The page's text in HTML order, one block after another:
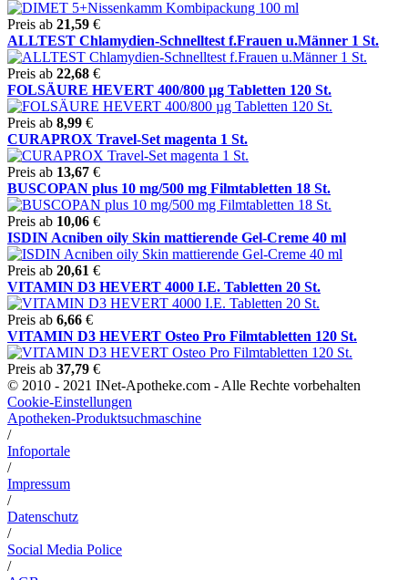
Preis ab 21,59 €
ALLTEST Chlamydien-Schnelltest f.Frauen u.Männer 1 St.
Preis ab 22,68 €
FOLSÄURE HEVERT 400/800 µg Tabletten 120 St.
Preis ab 8,99 €
CURAPROX Travel-Set magenta 1 St.
Preis ab 13,67 €
BUSCOPAN plus 10 mg/500 mg Filmtabletten 18 St.
Preis ab 10,06 €
ISDIN Acniben oily Skin mattierende Gel-Creme 40 ml
Preis ab 20,61 €
VITAMIN D3 HEVERT 4000 I.E. Tabletten 20 St.
Preis ab 6,66 €
VITAMIN D3 HEVERT Osteo Pro Filmtabletten 120 St.
Preis ab 37,79 €
© 2010 - 2021 INet-Apotheke.com - Alle Rechte vorbehalten
Cookie-Einstellungen
Apotheken-Produktsuchmaschine
/
Infoportale
/
Impressum
/
Datenschutz
/
Social Media Police
/